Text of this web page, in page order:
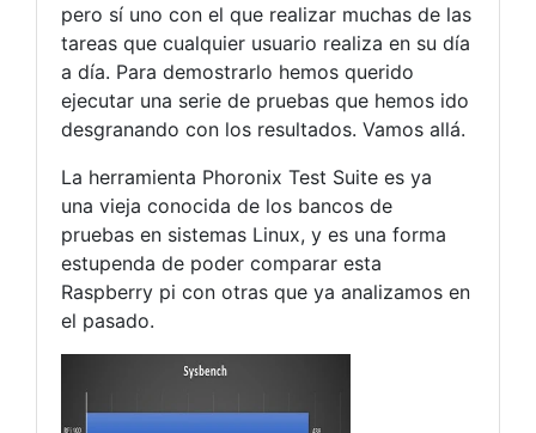
pero sí uno con el que realizar muchas de las
tareas que cualquier usuario realiza en su día
a día. Para demostrarlo hemos querido
ejecutar una serie de pruebas que hemos ido
desgranando con los resultados. Vamos allá.
La herramienta Phoronix Test Suite es ya
una vieja conocida de los bancos de
pruebas en sistemas Linux, y es una forma
estupenda de poder comparar esta
Raspberry pi con otras que ya analizamos en
el pasado.